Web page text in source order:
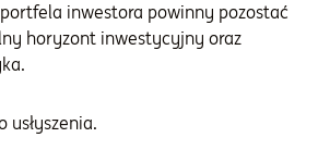
inwestora powinny pozostać
horyzont inwestycyjny oraz
usłyszenia.